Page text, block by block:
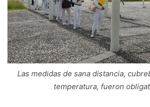
Las medidas de sana distancia,
temperatura, fueron